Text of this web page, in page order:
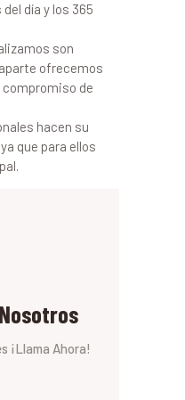
día y los 365
son
ofrecemos
de
hacen su
que para ellos
¡Llama Ahora!